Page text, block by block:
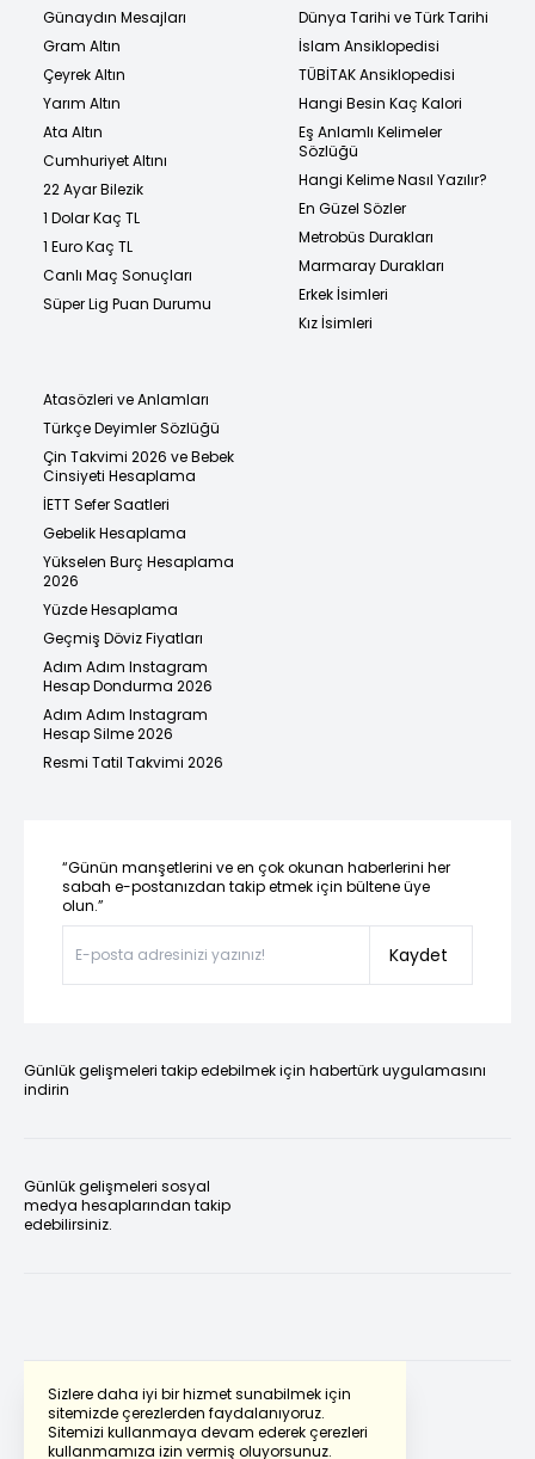
Sizlere daha iyi bir hizmet sunabilmek için
sitemizde çerezlerden faydalanıyoruz.
Sitemizi kullanmaya devam ederek çerezleri
kullanmamıza izin vermiş oluyorsunuz.
Günaydın Mesajları
Gram Altın
Çeyrek Altın
Yarım Altın
Ata Altın
Cumhuriyet Altını
22 Ayar Bilezik
1 Dolar Kaç TL
1 Euro Kaç TL
Canlı Maç Sonuçları
Süper Lig Puan Durumu
Dünya Tarihi ve Türk Tarihi
İslam Ansiklopedisi
TÜBİTAK Ansiklopedisi
Hangi Besin Kaç Kalori
Eş Anlamlı Kelimeler
Sözlüğü
Hangi Kelime Nasıl Yazılır?
En Güzel Sözler
Metrobüs Durakları
Marmaray Durakları
Erkek İsimleri
Kız İsimleri
Atasözleri ve Anlamları
Türkçe Deyimler Sözlüğü
Çin Takvimi 2026 ve Bebek
Cinsiyeti Hesaplama
İETT Sefer Saatleri
Gebelik Hesaplama
Yükselen Burç Hesaplama
2026
Yüzde Hesaplama
Geçmiş Döviz Fiyatları
Adım Adım Instagram
Hesap Dondurma 2026
Adım Adım Instagram
Hesap Silme 2026
Resmi Tatil Takvimi 2026
“Günün manşetlerini ve en çok okunan haberlerini her
sabah e-postanızdan takip etmek için bültene üye
olun.”
Kaydet
Günlük gelişmeleri takip edebilmek için habertürk uygulamasını
indirin
Günlük gelişmeleri sosyal
medya hesaplarından takip
edebilirsiniz.
Powered by Translate